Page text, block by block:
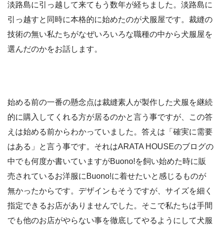
淡路島に引っ越して来てもう数年が経ちました。淡路島に
引っ越すと同時に本格的に始めたのが犬服屋です。裁縫の
技術の無い私たちがなぜいろいろな職種の中から犬服屋を
選んだのかをお話します。
始める前の一番の懸念点は裁縫素人が製作した犬服を継続
的に購入してくれる方が居るのかと言う事ですが、この答
えは始める前からわかっていました。答えは「確実に需要
はある」と言う事です。それはARATA HOUSEのブログの
中でも何度か書いていますがBuono!を飼い始めた時に販
売されているお洋服にBuono!に着せたいと感じるものが
無かったからです。デザインもそうですが、サイズを細く
指定できるお店がありませんでした。そこで私たちは手間
でも他のお店がやらない事を徹底してやるようにして犬服